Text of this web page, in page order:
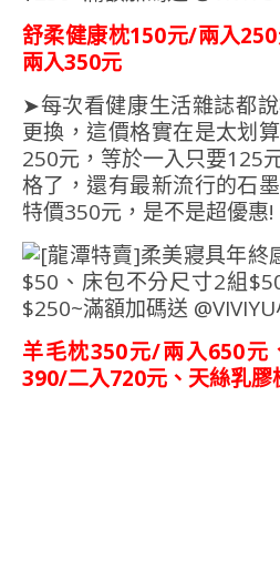
舒柔健康枕150元/兩入
兩入350元
➤每次看健康生活雜誌都
更換，這價格實在是太划
250元，等於一入只要125
格了，還有最新流行的石
特價350元，是不是超優惠!
羊毛枕350元/兩入650元
390/二入720元、天絲乳